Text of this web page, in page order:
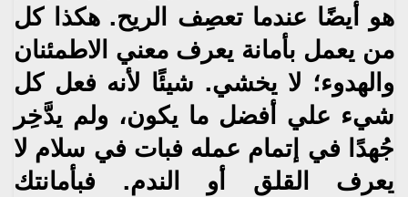
هو أيضًا عندما تعصِف الريح‮. ‬هكذا كل
من‮ ‬يعمل بأمانة‮ ‬يعرف معني الاطمئنان
والهدوء؛ لا‮ ‬يخشي. شيئًا لأنه فعل كل
شيء علي أفضل ما‮ ‬يكون،‮ ‬ولم‮ ‬يدَّخِر
جُهدًا في إتمام عمله فبات في سلام لا‮
‬يعرف القلق أو الندم‮. ‬فبأمانتك